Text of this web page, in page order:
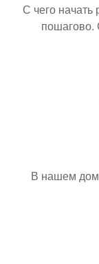
С чего начать
пошагово.
В нашем